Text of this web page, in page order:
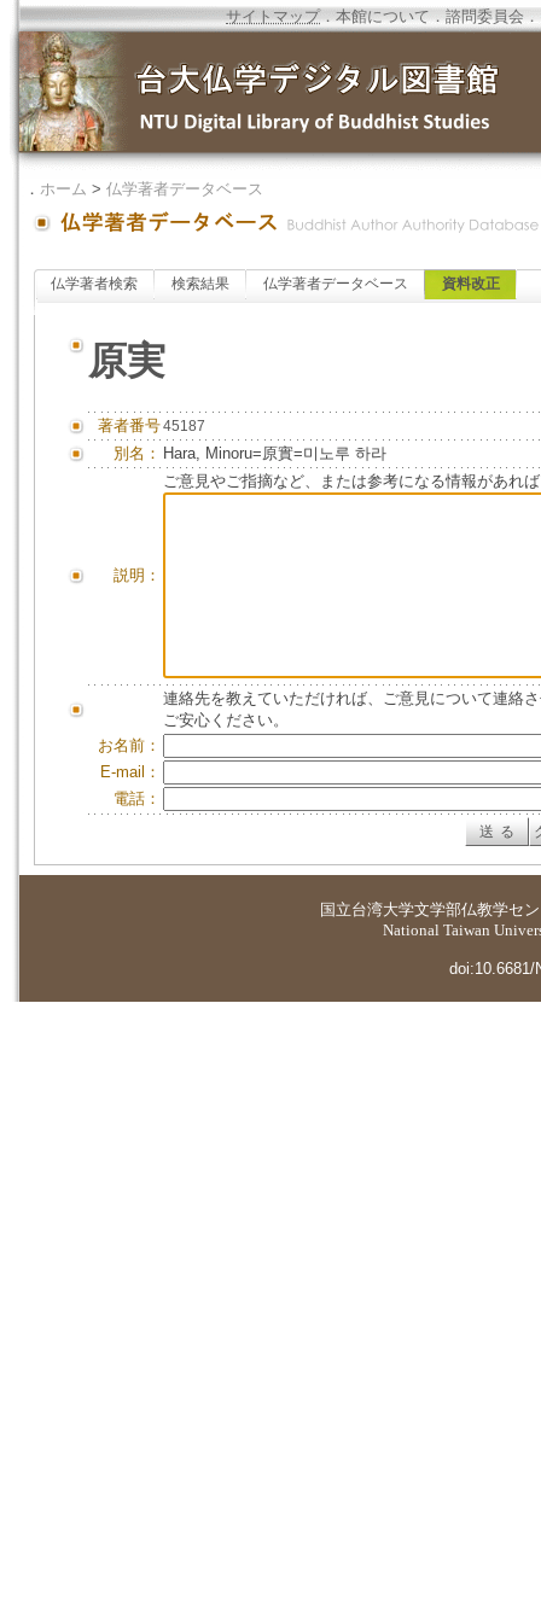
サイトマップ．本館について ．諮問委員会 ．
． ホーム > 仏学著者データベース
仏学著者検索 検索結果 仏学著者データベース 資料改正
原実
著者番号45187
別名： Hara, Minoru=原實=미노루 하라
説明：
ご意見やご指摘など、または参考になる情報があれ
連絡先を教えていただければ、ご意見について連絡
ご安心ください。
お名前：
E-mail：
電話：
国立台湾大学文学部仏教学セ
National Taiwan
doi:10.6681/